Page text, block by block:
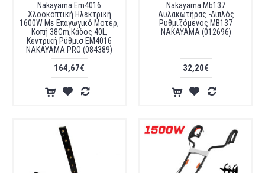
Nakayama Em4016
Χλοοκοπτική Ηλεκτρική
1600W Με Επαγωγικό Μοτέρ,
Κοπή 38Cm,Κάδος 40L,
Κεντρική Ρύθμισ EM4016
NAKAYAMA PRO (084389)
164,67€
Nakayama Mb137
Αυλακωτήρας -Διπλός
Ρυθμιζόμενος MB137
NAKAYAMA (012696)
32,20€